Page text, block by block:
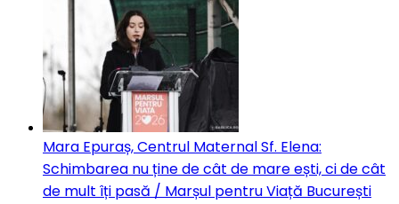
Mara Epuraș, Centrul Maternal Sf. Elena:
Schimbarea nu ține de cât de mare ești, ci de cât
de mult îți pasă / Marșul pentru Viață București